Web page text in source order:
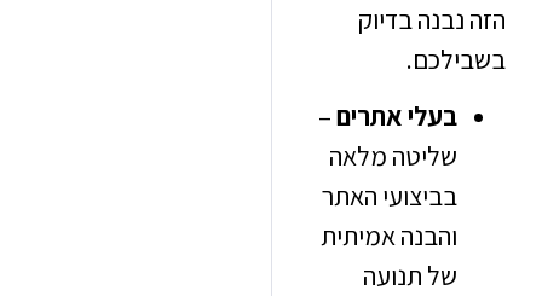
בדיוק
בעלי אתרים–
שליטה מלאה
בביצועי האתר
והבנה אמיתית
של תנועה